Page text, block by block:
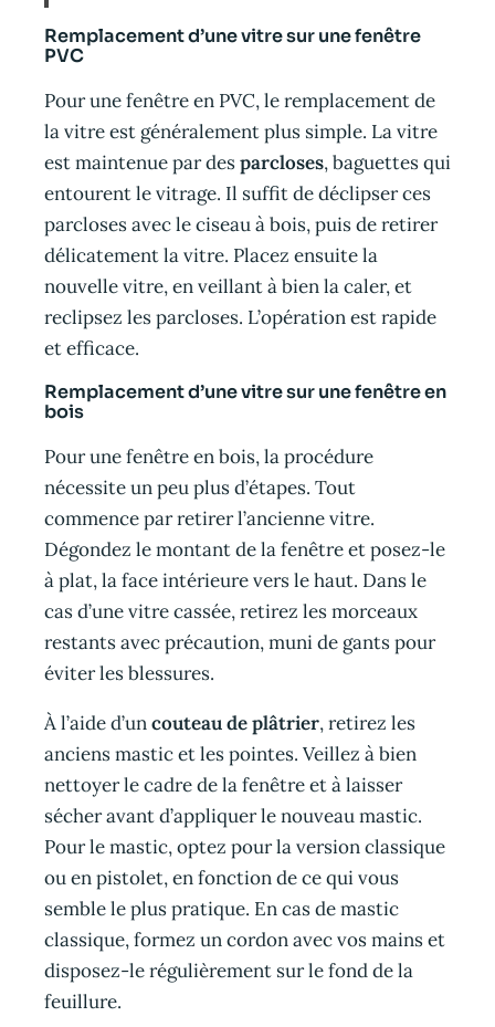
Remplacement d’une vitre sur une fenêtre
PVC
Pour une fenêtre en PVC, le remplacement de
la vitre est généralement plus simple. La vitre
est maintenue par desparcloses, baguettes qui
entourent le vitrage. Il suffit de déclipser ces
parcloses avec le ciseau à bois, puis de retirer
délicatement la vitre. Placez ensuite la
nouvelle vitre, en veillant à bien la caler, et
reclipsez les parcloses. L’opération est rapide
et efficace.
Remplacement d’une vitre sur une fenêtre en
bois
Pour une fenêtre en bois, la procédure
nécessite un peu plus d’étapes. Tout
commence par retirer l’ancienne vitre.
Dégondez le montant de la fenêtre et posez-le
à plat, la face intérieure vers le haut. Dans le
cas d’une vitre cassée, retirez les morceaux
restants avec précaution, muni de gants pour
éviter les blessures.
À l’aide d’uncouteau de plâtrier, retirez les
anciens mastic et les pointes. Veillez à bien
nettoyer le cadre de la fenêtre et à laisser
sécher avant d’appliquer le nouveau mastic.
Pour le mastic, optez pour la version classique
ou en pistolet, en fonction de ce qui vous
semble le plus pratique. En cas de mastic
classique, formez un cordon avec vos mains et
disposez-le régulièrement sur le fond de la
feuillure.